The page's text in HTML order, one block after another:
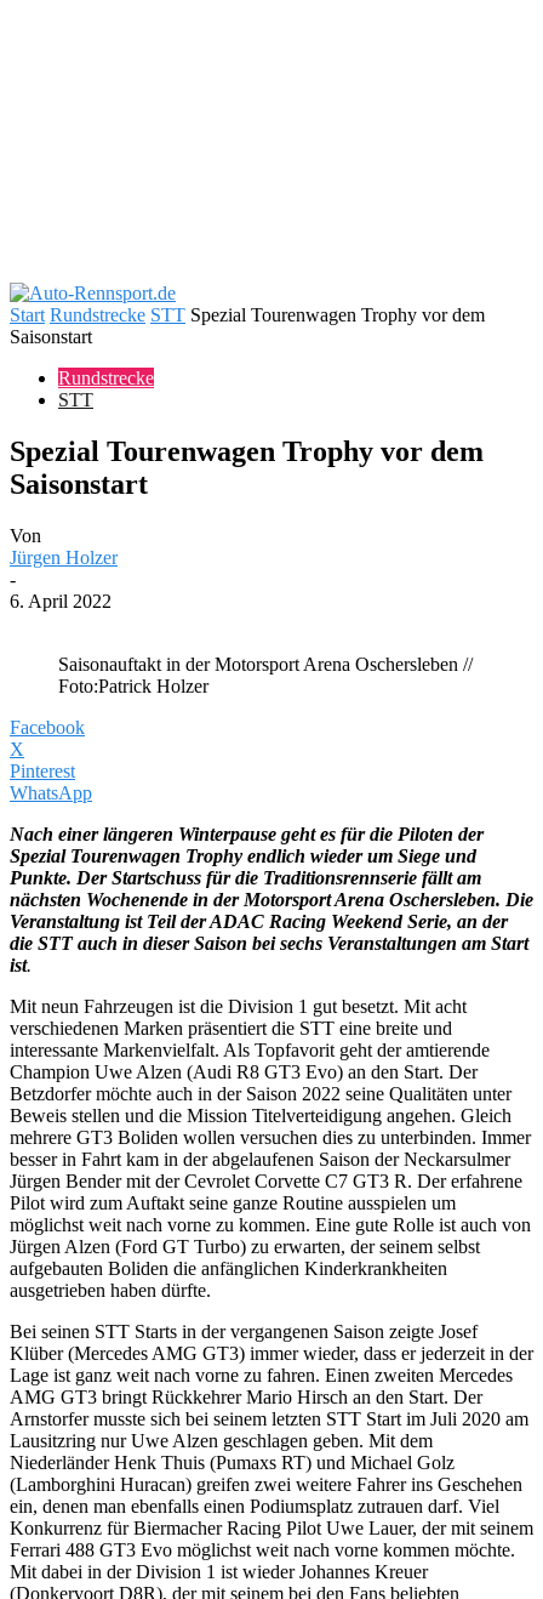
Start Rundstrecke STT Spezial Tourenwagen Trophy vor dem
Saisonstart
Rundstrecke
STT
Spezial Tourenwagen Trophy vor dem
Saisonstart
Von
Jürgen Holzer
-
6. April 2022
Saisonauftakt in der Motorsport Arena Oschersleben //
Foto:Patrick Holzer
Facebook
X
Pinterest
WhatsApp
Nach einer längeren Winterpause geht es für die Piloten der
Spezial Tourenwagen Trophy endlich wieder um Siege und
Punkte. Der Startschuss für die Traditionsrennserie fällt am
nächsten Wochenende in der Motorsport Arena Oschersleben. Die
Veranstaltung ist Teil der ADAC Racing Weekend Serie, an der
die STT auch in dieser Saison bei sechs Veranstaltungen am Start
ist.
Mit neun Fahrzeugen ist die Division 1 gut besetzt. Mit acht
verschiedenen Marken präsentiert die STT eine breite und
interessante Markenvielfalt. Als Topfavorit geht der amtierende
Champion Uwe Alzen (Audi R8 GT3 Evo) an den Start. Der
Betzdorfer möchte auch in der Saison 2022 seine Qualitäten unter
Beweis stellen und die Mission Titelverteidigung angehen. Gleich
mehrere GT3 Boliden wollen versuchen dies zu unterbinden. Immer
besser in Fahrt kam in der abgelaufenen Saison der Neckarsulmer
Jürgen Bender mit der Cevrolet Corvette C7 GT3 R. Der erfahrene
Pilot wird zum Auftakt seine ganze Routine ausspielen um
möglichst weit nach vorne zu kommen. Eine gute Rolle ist auch von
Jürgen Alzen (Ford GT Turbo) zu erwarten, der seinem selbst
aufgebauten Boliden die anfänglichen Kinderkrankheiten
ausgetrieben haben dürfte.
Bei seinen STT Starts in der vergangenen Saison zeigte Josef
Klüber (Mercedes AMG GT3) immer wieder, dass er jederzeit in der
Lage ist ganz weit nach vorne zu fahren. Einen zweiten Mercedes
AMG GT3 bringt Rückkehrer Mario Hirsch an den Start. Der
Arnstorfer musste sich bei seinem letzten STT Start im Juli 2020 am
Lausitzring nur Uwe Alzen geschlagen geben. Mit dem
Niederländer Henk Thuis (Pumaxs RT) und Michael Golz
(Lamborghini Huracan) greifen zwei weitere Fahrer ins Geschehen
ein, denen man ebenfalls einen Podiumsplatz zutrauen darf. Viel
Konkurrenz für Biermacher Racing Pilot Uwe Lauer, der mit seinem
Ferrari 488 GT3 Evo möglichst weit nach vorne kommen möchte.
Mit dabei in der Division 1 ist wieder Johannes Kreuer
(Donkervoort D8R), der mit seinem bei den Fans beliebten